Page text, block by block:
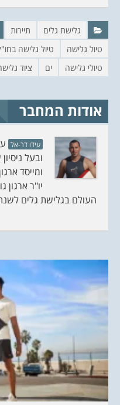
ת
ב
ח
ל
ו
ן
ח
ד
ש
)
פ
ח
ב
ח
ל
ו
ן
ח
ד
ש
גלישת גלים תיירות
טיול גלישה
טיול גלישה
טיולי גלישה
ים ציוד
אודות המחבר
עידו דר-אל
ומייסד
יו"ר ארגון
העולם בגלישת גלים לשנת